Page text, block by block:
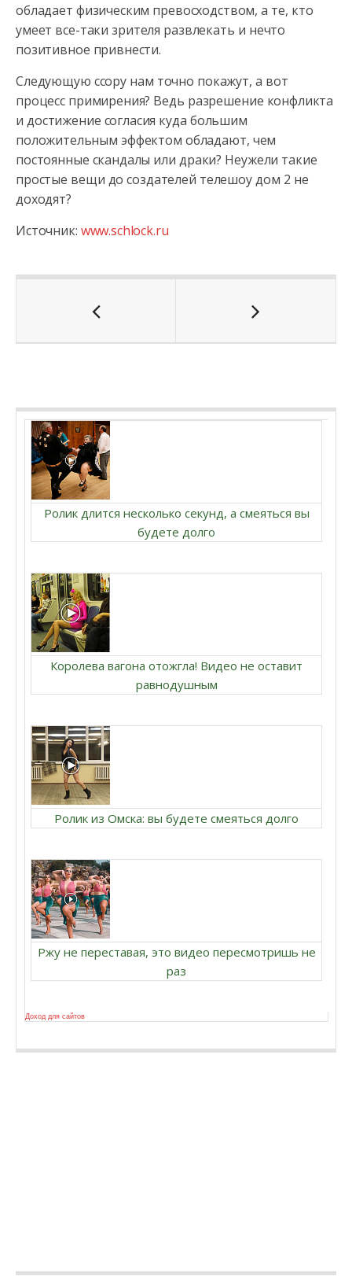
обладает физическим превосходством, а те, кто
умеет все-таки зрителя развлекать и нечто
позитивное привнести.
Следующую ссору нам точно покажут, а вот
процесс примирения? Ведь разрешение конфликта
и достижение согласия куда большим
положительным эффектом обладают, чем
постоянные скандалы или драки? Неужели такие
простые вещи до создателей телешоу дом 2 не
доходят?
Источник: www.schlock.ru
Ролик длится несколько секунд, а смеяться вы
будете долго
Королева вагона отожгла! Видео не оставит
равнодушным
Ролик из Омска: вы будете смеяться долго
Ржу не переставая, это видео пересмотришь не
раз
Доход для сайтов